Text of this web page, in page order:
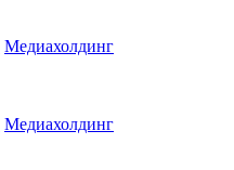
Медиахолдинг
Медиахолдинг